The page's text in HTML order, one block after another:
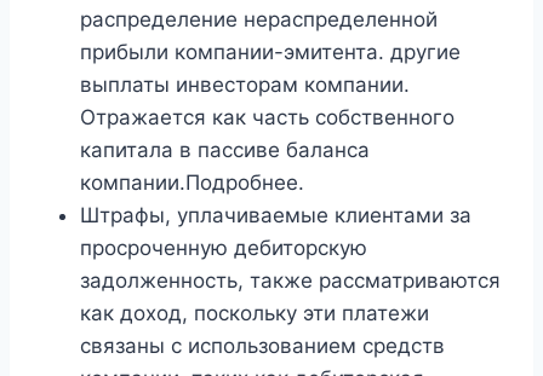
распределение нераспределенной
прибыли компании-эмитента. другие
выплаты инвесторам компании.
Отражается как часть собственного
капитала в пассиве баланса
компании.Подробнее.
Штрафы, уплачиваемые клиентами за
просроченную дебиторскую
задолженность, также рассматриваются
как доход, поскольку эти платежи
связаны с использованием средств